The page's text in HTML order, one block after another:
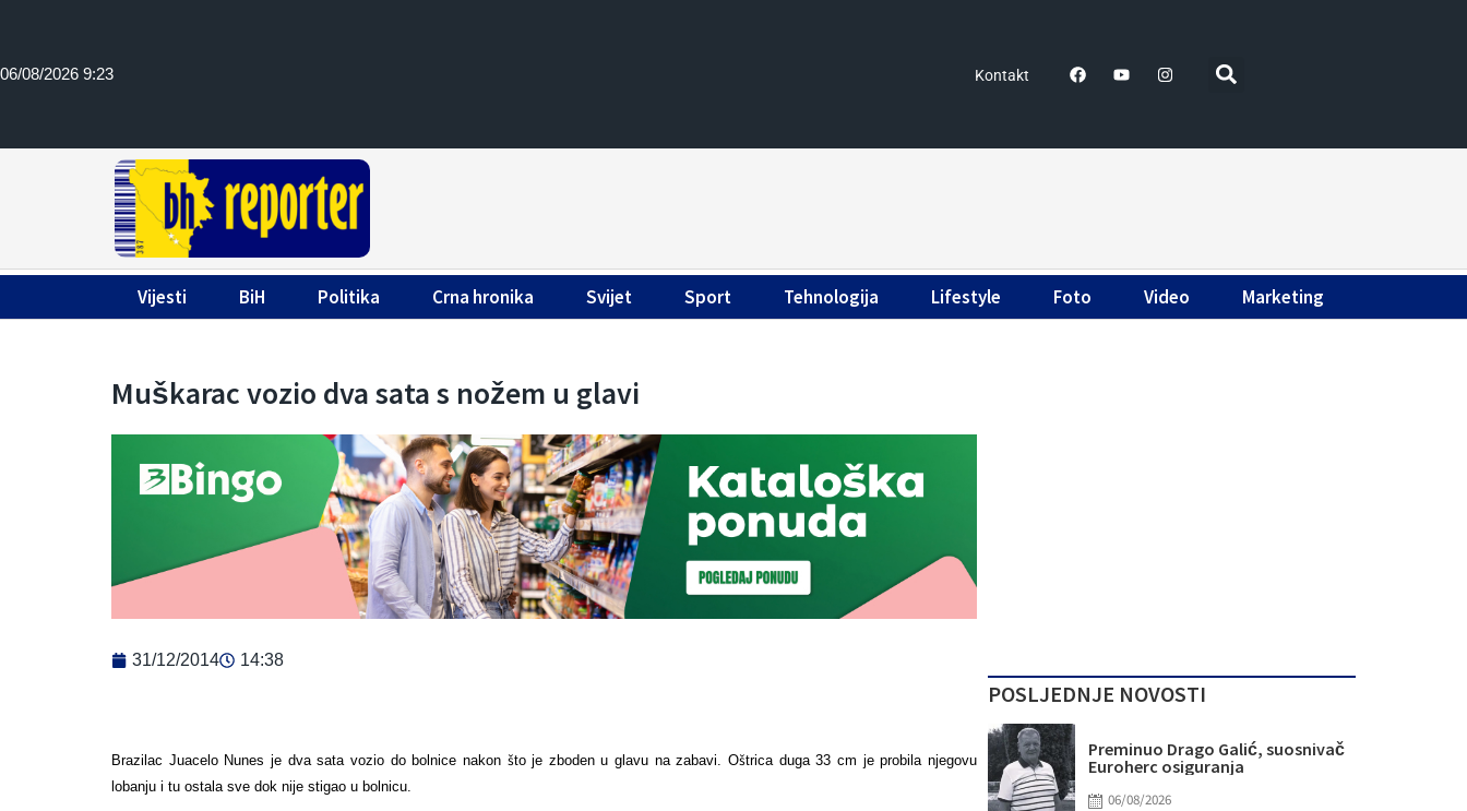
06/08/2026 9:23 Kontakt
Vijesti BiH Politika Crna hronika Svijet Sport Tehnologija Lifestyle Foto Video Marketing
Muškarac vozio dva sata s nožem u glavi
31/12/2014 14:38
Brazilac Juacelo Nunes je dva sata vozio do bolnice nakon što je zboden u glavu na zabavi. Oštrica duga 33 cm je probila njegovu
lobanju i tu ostala sve dok nije stigao u bolnicu.
POSLJEDNJE NOVOSTI
Preminuo Drago Galić, suosnivač
Euroherc osiguranja
06/08/2026